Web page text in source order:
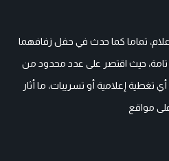
تماما كما حدث في حفل زفافهما
حيث اقتصر على عدد محدود من
تغطية إعلامية أو تسريبات، ما أثار
مواقع